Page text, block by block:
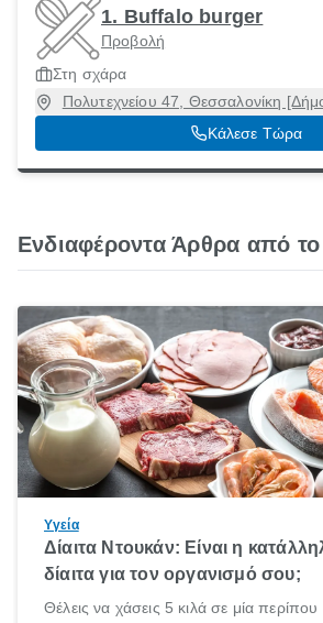
1. Buffalo burger
Προβολή
Στη σχάρα
Πολυτεχνείου 47, Θεσσαλονίκη
54625
Κάλεσε Τώρα
Ενδιαφέροντα Άρθρα από
Υγεία
Δίαιτα Ντουκάν: Είναι η
δίαιτα για τον οργανισμό σου;
Θέλεις να χάσεις 5 κιλά σε μία περίπου